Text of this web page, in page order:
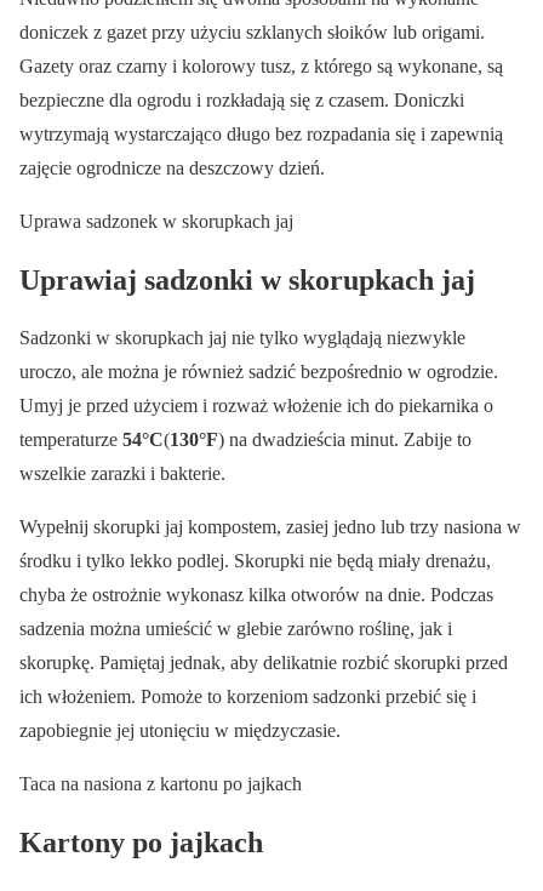
doniczek z gazet przy użyciu szklanych słoików lub origami.
Gazety oraz czarny i kolorowy tusz, z którego są wykonane, są
bezpieczne dla ogrodu i rozkładają się z czasem. Doniczki
wytrzymają wystarczająco długo bez rozpadania się i zapewnią
zajęcie ogrodnicze na deszczowy dzień.
Uprawa sadzonek w skorupkach jaj
Uprawiaj sadzonki w skorupkach jaj
Sadzonki w skorupkach jaj nie tylko wyglądają niezwykle
uroczo, ale można je również sadzić bezpośrednio w ogrodzie.
Umyj je przed użyciem i rozważ włożenie ich do piekarnika o
temperaturze 54°C(130°F) na dwadzieścia minut. Zabije to
wszelkie zarazki i bakterie.
Wypełnij skorupki jaj kompostem, zasiej jedno lub trzy nasiona w
środku i tylko lekko podlej. Skorupki nie będą miały drenażu,
chyba że ostrożnie wykonasz kilka otworów na dnie. Podczas
sadzenia można umieścić w glebie zarówno roślinę, jak i
skorupkę. Pamiętaj jednak, aby delikatnie rozbić skorupki przed
ich włożeniem. Pomoże to korzeniom sadzonki przebić się i
zapobiegnie jej utonięciu w międzyczasie.
Taca na nasiona z kartonu po jajkach
Kartony po jajkach